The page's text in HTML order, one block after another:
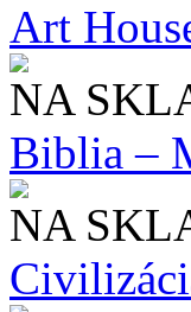
Art
NA
Biblia –
NA